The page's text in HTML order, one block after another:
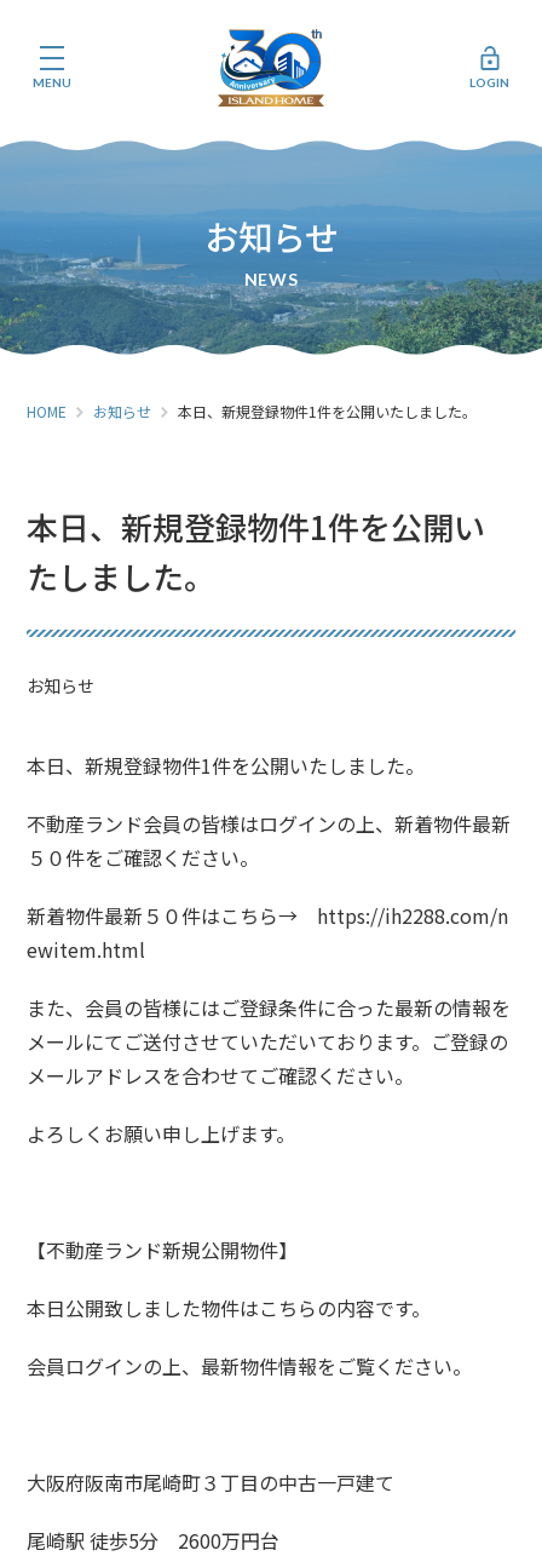
MENU LOGIN
お知らせ
HOME お知らせ 本日、新規登録物件1件を公開いたしました。
本日、新規登録物件1件を公開い
たしました。
お知らせ
本日、新規登録物件1件を公開いたしました。
不動産ランド会員の皆様はログインの上、新着物件最新
５０件をご確認ください。
新着物件最新５０件はこちら→ https://ih2288.com/n
ewitem.html
また、会員の皆様にはご登録条件に合った最新の情報を
メールにてご送付させていただいております。ご登録の
メールアドレスを合わせてご確認ください。
よろしくお願い申し上げます。
【不動産ランド新規公開物件】
本日公開致しました物件はこちらの内容です。
会員ログインの上、最新物件情報をご覧ください。
大阪府阪南市尾崎町３丁目の中古一戸建て
尾崎駅 徒歩5分 2600万円台